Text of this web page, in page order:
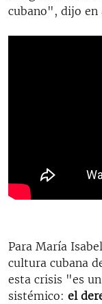
cubano", dijo en
Para María
cultura cubana
esta crisis "es
sistémico: el